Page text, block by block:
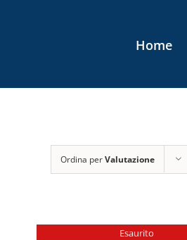
Home
Ordina perValutazione
Esaurito